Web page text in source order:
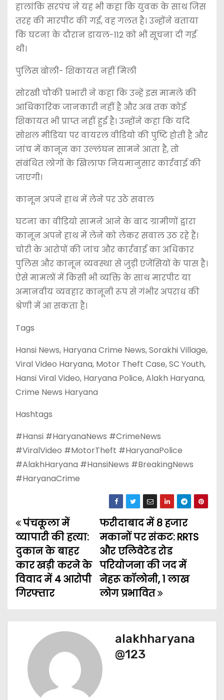
हालांकि सरपंच ने यह भी कहा कि युवक के साथ जिस
तरह की मारपीट की गई, वह गलत है। उन्होंने बताया
कि घटना के दौरान डायल-112 को भी सूचना दी गई
थी।
पुलिस बोली- शिकायत नहीं मिली
सोरखी चौकी प्रभारी ने कहा कि उन्हें इस मामले की
आधिकारिक जानकारी नहीं है और अब तक कोई
शिकायत भी प्राप्त नहीं हुई है। उन्होंने कहा कि यदि
सोशल मीडिया पर वायरल वीडियो की पुष्टि होती है और
जांच में कानून का उल्लंघन सामने आता है, तो
संबंधित लोगों के खिलाफ नियमानुसार कार्रवाई की
जाएगी।
कानून अपने हाथ में लेने पर उठे सवाल
घटना का वीडियो सामने आने के बाद ग्रामीणों द्वारा
कानून अपने हाथ में लेने को लेकर सवाल उठ रहे हैं।
चोरी के आरोपों की जांच और कार्रवाई का अधिकार
पुलिस और कानून व्यवस्था से जुड़ी एजेंसियों के पास है।
ऐसे मामलों में किसी भी व्यक्ति के साथ मारपीट या
अमानवीय व्यवहार कानूनी रूप से गंभीर अपराध की
श्रेणी में आ सकता है।
Tags
Hansi News, Haryana Crime News, Sorakhi Village,
Viral Video Haryana, Motor Theft Case, SC Youth,
Hansi Viral Video, Haryana Police, Alakh Haryana,
Crime News Haryana
Hashtags
#Hansi #HaryanaNews #CrimeNews
#ViralVideo #MotorTheft #HaryanaPolice
#AlakhHaryana #HansiNews #BreakingNews
#HaryanaCrime
P
o
s
t
फरीदाबाद में 8 हजार
मकानों पर संकट: RRTS
और एलिवेटेड रोड
परियोजना की जद में
नेहरू कॉलोनी, 1 लाख
लोग प्रभावित
पंचकूला में
व्यापारी की हत्या:
दुकान के बाहर
कार खड़ी करने के
विवाद में 4 आरोपी
गिरफ्तार
alakhharyana
@123